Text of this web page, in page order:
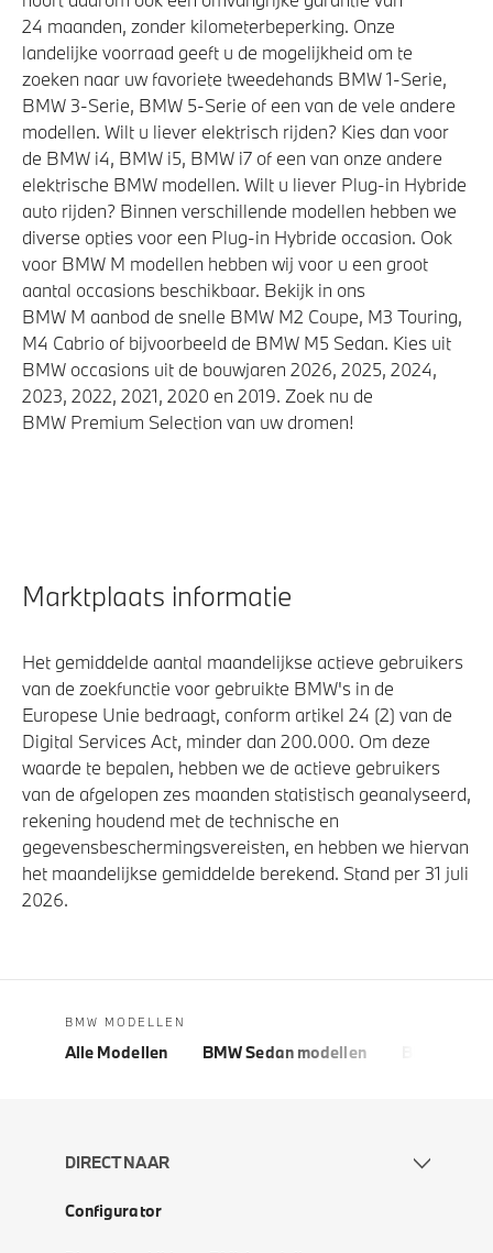
24 maanden, zonder kilometerbeperking. Onze
landelijke voorraad geeft u de mogelijkheid om te
zoeken naar uw favoriete tweedehands BMW 1-Serie,
BMW 3-Serie, BMW 5-Serie of een van de vele andere
modellen. Wilt u liever elektrisch rijden? Kies dan voor
de BMW i4, BMW i5, BMW i7 of een van onze andere
elektrische BMW modellen. Wilt u liever Plug-in Hybride
auto rijden? Binnen verschillende modellen hebben we
diverse opties voor een Plug-in Hybride occasion. Ook
voor BMW M modellen hebben wij voor u een groot
aantal occasions beschikbaar. Bekijk in ons
BMW M aanbod de snelle BMW M2 Coupe, M3 Touring,
M4 Cabrio of bijvoorbeeld de BMW M5 Sedan. Kies uit
BMW occasions uit de bouwjaren 2026, 2025, 2024,
2023, 2022, 2021, 2020 en 2019. Zoek nu de
BMW Premium Selection van uw dromen!
Marktplaats informatie
Het gemiddelde aantal maandelijkse actieve gebruikers
van de zoekfunctie voor gebruikte BMW's in de
Europese Unie bedraagt, conform artikel 24 (2) van de
Digital Services Act, minder dan 200.000. Om deze
waarde te bepalen, hebben we de actieve gebruikers
van de afgelopen zes maanden statistisch geanalyseerd,
rekening houdend met de technische en
gegevensbeschermingsvereisten, en hebben we hiervan
het maandelijkse gemiddelde berekend. Stand per 31 juli
2026.
BMW MODELLEN
Alle Modellen BMW Sedan modellen
DIRECT NAAR
Configurator